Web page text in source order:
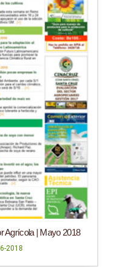
Agrícola | Mayo 2018
2018